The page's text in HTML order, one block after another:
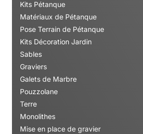
Kits Pétanque
Matériaux de Pétanque
Pose Terrain de Pétanque
Kits Décoration Jardin
Sables
Graviers
Galets de Marbre
Pouzzolane
Terre
Monolithes
Mise en place de gravier